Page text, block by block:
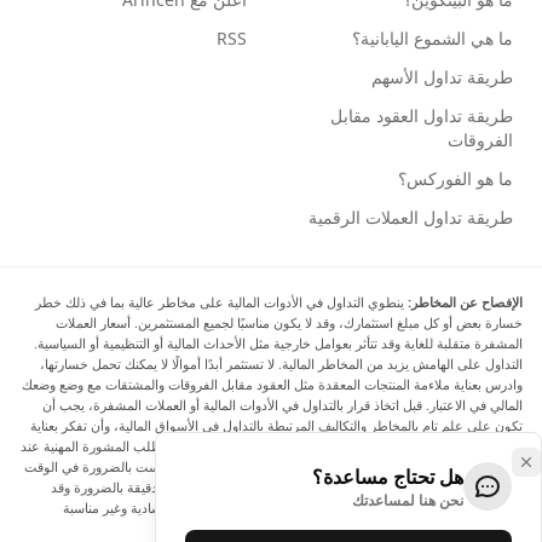
ما هي الشموع اليابانية؟
طريقة تداول الأسهم
طريقة تداول العقود مقابل
الفروقات
ما هو الفوركس؟
طريقة تداول العملات الرقمية
RSS
الإفصاح عن المخاطر: ينطوي التداول في الأدوات المالية على مخاطر عالية بما في ذلك خطر
خسارة بعض أو كل مبلغ استثمارك، وقد لا يكون مناسبًا لجميع المستثمرين. أسعار العملات
المشفرة متقلبة للغاية وقد تتأثر بعوامل خارجية مثل الأحداث المالية أو التنظيمية أو السياسية.
التداول على الهامش يزيد من المخاطر المالية. لا تستثمر أبدًا أموالًا لا يمكنك تحمل خسارتها،
وادرس بعناية ملاءمة المنتجات المعقدة مثل العقود مقابل الفروقات والمشتقات مع وضع وضعك
المالي في الاعتبار. قبل اتخاذ قرار بالتداول في الأدوات المالية أو العملات المشفرة، يجب أن
تكون على علم تام بالمخاطر والتكاليف المرتبطة بالتداول في الأسواق المالية، وأن تفكر بعناية
في أهدافك الاستثمارية ومستوى خبرتك ورغبتك في المخاطرة، وأن تطلب المشورة المهنية عند
الحاجة. تود Arincen أن تذكرك بأن البيانات الواردة في هذا الموقع ليست بالضرورة في الوقت
الفعلي وليست دقيقة. البيانات والأسعار الموجودة على الموقع ليست دقيقة بالضرورة وقد
تختلف عن السعر الفعلي في أي سوق معينة، مما يعني أن الأسعار إرشادية وغير مناسبة
لأغراض التداول.
هل تحتاج مساعدة؟
نحن هنا لمساعدتك